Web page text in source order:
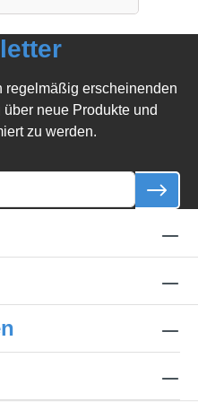
regelmäßig erscheinenden
neue Produkte und
zu werden.